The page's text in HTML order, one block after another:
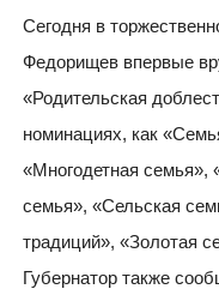
Сегодня в
Федорищев впервые
«Родительская
номинациях, как
«Многодетная
семья», «Сельская
традиций», «Золотая
Губернатор также